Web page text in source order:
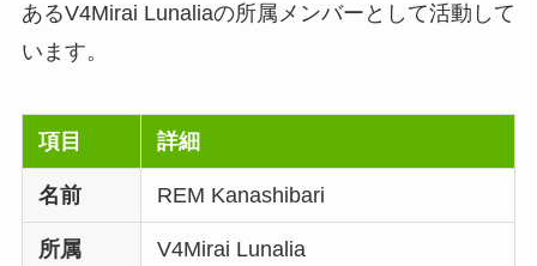
あるV4Mirai Lunaliaの所属メンバーとして活動して
います。
項目 詳細
名前 REM Kanashibari
所属 V4Mirai Lunalia